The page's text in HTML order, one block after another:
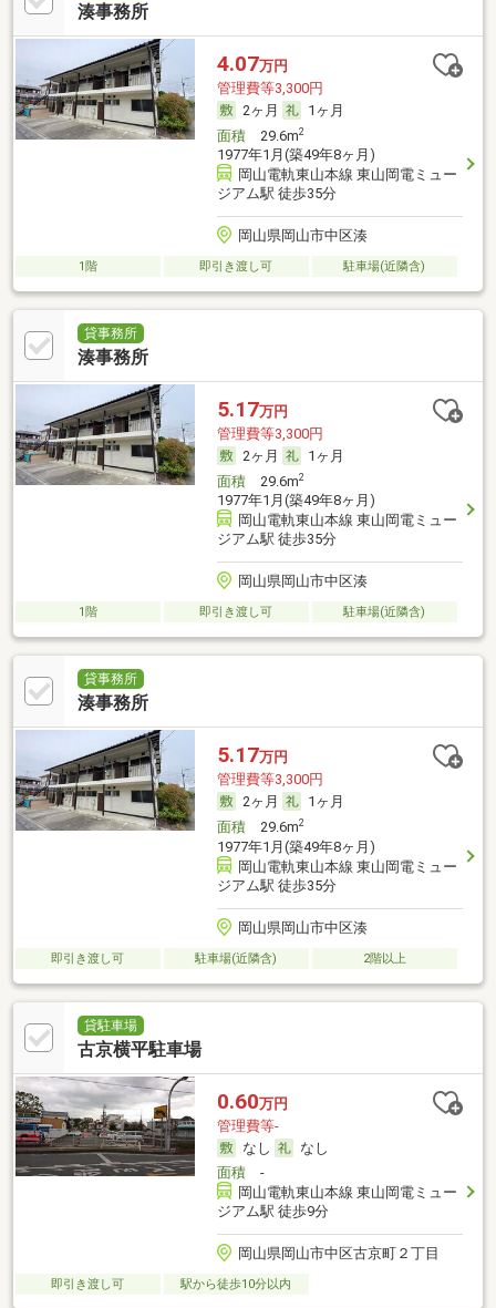
湊事務所
4.07万円
管理費等3,300円
2ヶ月
1ヶ月
面積29.6m2
1977年1月(築49年8ヶ月)
岡山電軌東山本線 東山岡電ミュー
ジアム駅 徒歩35分
岡山県岡山市中区湊
1階 即引き渡し可 駐車場(近隣含)
貸事務所
湊事務所
5.17万円
管理費等3,300円
2ヶ月
1ヶ月
面積29.6m2
1977年1月(築49年8ヶ月)
岡山電軌東山本線 東山岡電ミュー
ジアム駅 徒歩35分
岡山県岡山市中区湊
1階 即引き渡し可 駐車場(近隣含)
貸事務所
湊事務所
5.17万円
管理費等3,300円
2ヶ月
1ヶ月
面積29.6m2
1977年1月(築49年8ヶ月)
岡山電軌東山本線 東山岡電ミュー
ジアム駅 徒歩35分
岡山県岡山市中区湊
即引き渡し可 駐車場(近隣含) 2階以上
貸駐車場
古京横平駐車場
0.60万円
管理費等-
なし
なし
面積-
岡山電軌東山本線 東山岡電ミュー
ジアム駅 徒歩9分
岡山県岡山市中区古京町２丁目
即引き渡し可 駅から徒歩10分以内